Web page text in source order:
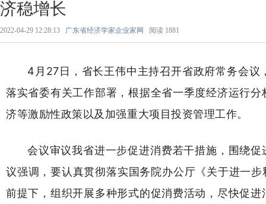
济稳增长
2022-04-29 12:28:13 广东省经济学家企业家网 阅读 1881
4月27日，省长王伟中主持召开省政府常务会
落实省委有关工作部署，根据全省一季度经济运行
济等激励性政策以及加强重大项目投资管理工作。
会议审议我省进一步促进消费若干措施，围绕
议强调，要认真贯彻落实国务院办公厅《关于进一
前提下，组织开展多种形式的促消费活动，尽快促